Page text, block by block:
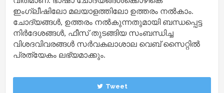
ഇംഗ്ലീഷിലോ മലയാളത്തിലോ ഉത്തരം നൽകാം.
ചോദ്യങ്ങൾ, ഉത്തരം നൽകുന്നതുമായി ബന്ധപ്പെട്ട
നിർദേശങ്ങൾ, ഫീസ് തുടങ്ങിയ സംബന്ധിച്ച
വിശദവിവരങ്ങൾ സർവകലാശാല വെബ് സൈറ്റിൽ
പ്രത്യേകം ലഭ്യമാക്കും.
Tweet